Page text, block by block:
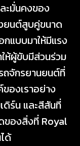
ะมั่นคงของ
ยนต์สูบคู่ขนาด
แบบมาให้มีแรง
ห้ผู้ขับมีส่วนร่วม
ถจักรยานยนต์ที่
องเราอย่าง
ดิร์น และสีสันที่
ของสิ่งที่ Royal
ด้